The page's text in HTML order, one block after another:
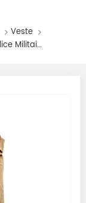
Veste
Gilet Tactique De Combat De La Police Militaire Kaki De Haute Qualité